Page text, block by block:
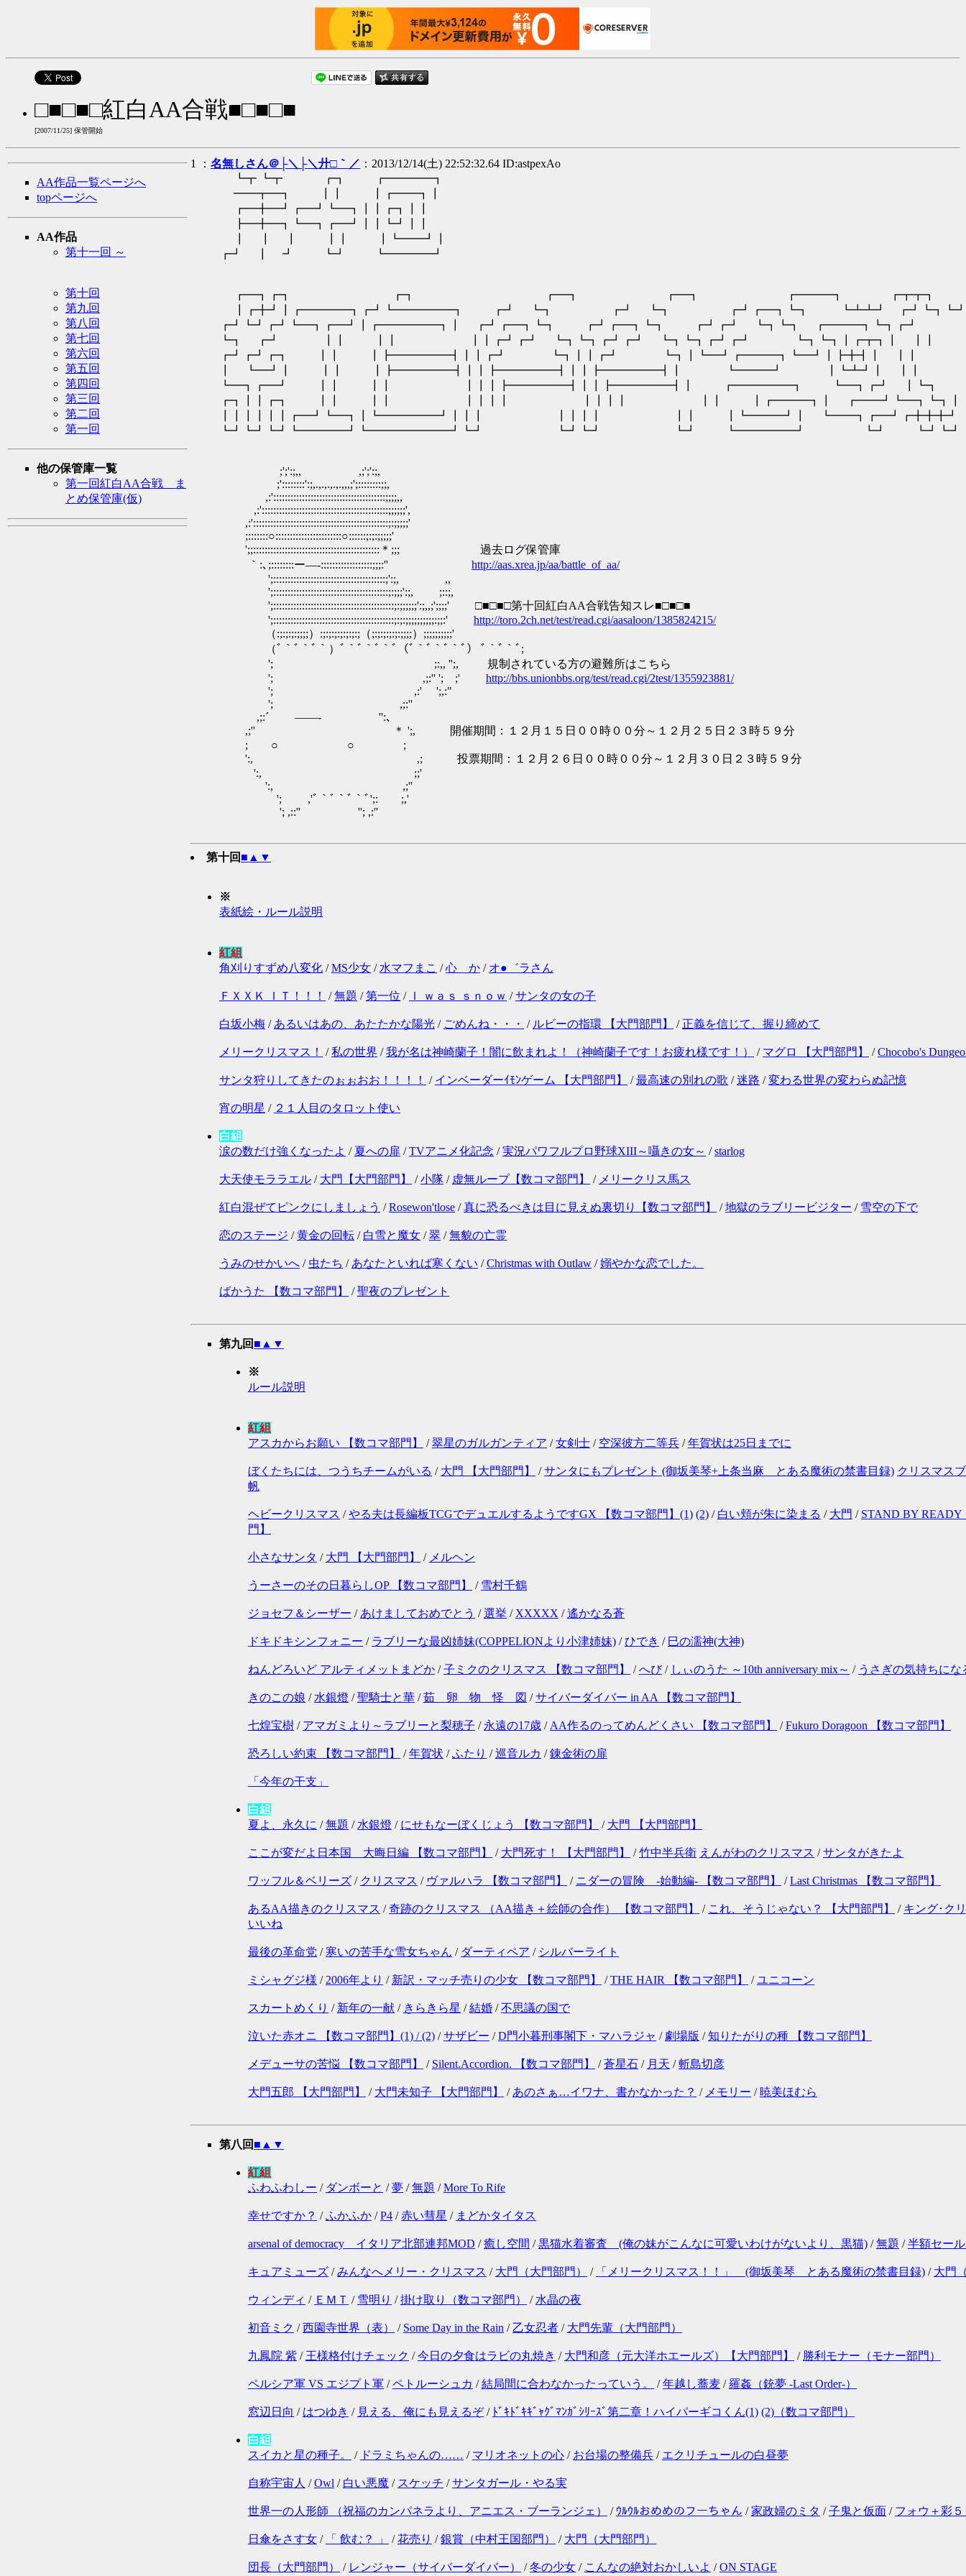
□■□■□紅白AA合戦■□■□■
[2007/11/25] 保管開始
AA作品一覧ページへ
topページへ
AA作品
第十一回 ～
第十回
第九回
第八回
第七回
第六回
第五回
第四回
第三回
第二回
第一回
他の保管庫一覧
第一回紅白AA合戦 ま
とめ保管庫(仮)
1 ： 名無しさん＠├＼├＼廾□｀／ ：2013/12/14(土) 22:52:32.64 ID:astpexAo
┗┳ ┗┳ ┏┓ ┏━━━━┓
━━┳━┓ ┃┃ ┃┏━━┓┃
┏━╋━┛┏━┛┗━┓┃┃┏┓┃┃
┣━╋━┓┗━┓┏━┛┃┃┗┛┃┃
┃ ┃ ┃ ┃┃ ┃┗━━┛┃
┏┛ ┃ ┛ ┗┛ ┗━━━━┛
┏━┓┏┓ ┏┓ ┏━┓ ┏━┓ ┏━━━┓ ┏┳┳┓ ┏┓
┃┏╋┛┃┏━━━━┓┏┛┗━━━━━┓ ┏┛ ┗┓ ┏┛ ┗┓ ┏┛┏━┓┗┓ ┗┻┻┛ ┏┛┗┓┗┛
┏┛┗┛┏┛┗━┓┏━┛┃┏━━━━━┓┃ ┏┛┏━┓┗┓ ┏┛┏━┓┗┓ ┏┛┏┛ ┗┓┗┓ ┏━━━┓┗┓┏┛
┗┓ ┏┛ ┃┃ ┃┃ ┃┃┏┛┏┛ ┗┓┗┓┏┛┏┛ ┗┓┗┓┏┛┏┛ ┗┓┗┓┃┏┳┓┃ ┃┃
┏┛┏┛┏┓ ┃┃ ┃┣━━━━━┫┃┃┏┛ ┗┓┃┃┏┛ ┗┓┃┗━┛┏━━━┓┗━┛┃┣╋┫┃ ┃┃
┃ ┗━┛┃ ┃┃ ┃┣━━━━━┫┃┃┣━━━━━┫┃┃┣━━━━━┫┃ ┗━━━┛ ┃┗┻┛┃ ┃┃
┗━┓┏━┛ ┃┃ ┃┃ ┃┃┃┣━━━━━┫┃┃┣━━━━━┫┃ ┏━━━━━┓ ┗━┓┏┛ ┃┗┓
┏┓┃┃┏┓ ┃┃ ┃┃ ┃┃┃┃ ┃┃┃┃ ┃┃ ┃┏━━━┓┃
┃┃┃┃┃┃┏━┛┗━┓┃┗━━━━━┛┃┃┃ ┃┃┃┃ ┃┃ ┃┗━━━┛┃ ┗━━┓┏━┛┏╋╋╋┛
┗┛┗┛┗┛┗━━━━┛┗━━━━━━━┛┗┛ ┗┛┗┛ ┗┛ ┗━━━━━┛ ┗┛ ┗┛┗┛
;';':;,, ,;';':;,
;'::::::::':;,.,.,.,.,.,,,;';::::::::;;,
,:':::::::::::::::::::::::::::::::::::::::;;;;,,
,:'::::::::::::::::::::::::::::::::::::::::::::;;;;;;',
,:':::::::::::::::::::::::::::::::::::::::::::::::;:;;;;;'
;:::::::○:::::::::::::::::::::::○::::::;:;:;;;;;'
';;::::::::::::::::::::::::::::::::::::::::::::＊;;; 過去ログ保管庫
｀:､;::::::::ー―‐::::::::::::::::::;;;:'' http://aas.xrea.jp/aa/battle_of_aa/
';:::::::::::::::::::::::::::::::::::::::;':;, ,,
';::::::::::::::::::::::::::::::::::::::::;:;;;':;, ;::;,
';::::::::::::::::::::::::::::::::::::::::::;:;;;;;;':;,,;';;;;' □■□■□第十回紅白AA合戦告知スレ■□■□■
';::::::::::::::::::::::::::::::::::::::::::;:;:;;;;;;;;;;:;;:' http://toro.2ch.net/test/read.cgi/aasaloon/1385824215/
（:;:;:;:;;;;）:;:;:;:;:;:;:;（;:;:;:;:;:;;;;）;;;;;;;;;;'
（ﾞ｀ﾞ｀ﾞ｀）ﾞ｀ﾞ｀ﾞ｀ﾞ（ﾞ｀ﾞ｀ﾞ｀ﾞ） ﾞ｀ﾞ｀ﾞ;
'; ;:,, '';, 規制されている方の避難所はこちら
'; ,;:'' '; ;' http://bbs.unionbbs.org/test/read.cgi/2test/1355923881/
'; ,:' ';,:"
'; ,;:''
,;:´ ――‐ '':､
,;'' ＊ ';, 開催期間：１２月１５日００時００分～１２月２５日２３時５９分
; ○ ○ ;
':, ,; 投票期間：１２月２６日００時００分～１２月３０日２３時５９分
':, ;;'
':, ,;''
'; ,'ﾞ｀ﾞ｀ﾞ｀ﾞ';: ;,'
'; ,::'' ''; ,:''
第十回 ■ ▲ ▼
※
表紙絵・ルール説明
紅組
角刈りすずめ八変化 /MS少女 / 水マフまこ /心 か / オ●゛ラさん
ＦＸＸＫ ＩＴ！！！ /無題 /第一位 / Ｉ ｗａｓ ｓｎｏｗ /サンタの女の子
白坂小梅 / あるいはあの、あたたかな陽光 / ごめんね・・・ / ルビーの指環 【大門部門】 / 正義を信じて、握り締めて
メリークリスマス！ /私の世界 /我が名は神崎蘭子！闇に飲まれよ！（神崎蘭子です！お疲れ様です！） / マグロ 【大門部門】 /Chocobo's
サンタ狩りしてきたのぉぉおお！！！！ / インベーダーｲﾓﾝゲーム 【大門部門】 /最高速の別れの歌 /迷路 /変わる世界の変わらぬ記憶
宵の明星 / ２１人目のタロット使い
白組
涙の数だけ強くなったよ / 夏への扉 /TVアニメ化記念 /実況パワフルプロ野球XIII～囁きの女～ /starlog
大天使モララエル / 大門【大門部門】 /小隊 / 虚無ループ【数コマ部門】 / メリークリス馬ス
紅白混ぜてピンクにしましょう /Rosewon'tlose /真に恐るべきは目に見えぬ裏切り【数コマ部門】 /地獄のラブリービジター / 雪空の下で
恋のステージ /黄金の回転 / 白雪と魔女 /翠 /無貌の亡霊
うみのせかいへ / 虫たち / あなたといれば寒くない /Christmas with Outlaw /嫋やかな恋でした。
ばかうた 【数コマ部門】 /聖夜のプレゼント
第九回 ■ ▲ ▼
※
ルール説明
紅組
アスカからお願い 【数コマ部門】
/翠星のガルガンティア /女剣士 / 空深彼方二等兵 /年賀状は25日までに
ぼくたちには、つうちチームがいる / 大門 【大門部門】 /サンタにもプレゼント (御坂美琴+上条当麻 とある魔術の禁書目録) クリスマス
帆
ヘビークリスマス /やる夫は長編板TCGでデュエルするようですGX 【数コマ部門】(1) (2) / 白い頬が朱に染まる / 大門 / STAND BY READY
門】
小さなサンタ / 大門 【大門部門】 / メルヘン
うーさーのその日暮らしOP 【数コマ部門】 / 雪村千鶴
ジョセフ＆シーザー / あけましておめでとう /選挙 / XXXXX /遙かなる蒼
ドキドキシンフォニー / ラブリーな最凶姉妹(COPPELIONより小津姉妹) /ひでき / 巳の濡神(大神)
ねんどろいど アルティメットまどか /子ミクのクリスマス 【数コマ部門】 /へび/ しぃのうた ～10th anniversary mix～ / うさぎの気持ちにな
きのこの娘 / 水銀燈 /聖騎士と華 /茹 卵 物 怪 図 /サイバーダイバー in AA 【数コマ部門】
七煌宝樹 / アマガミより～ラブリーと梨穂子 / 永遠の17歳 / AA作るのってめんどくさい 【数コマ部門】 /Fukuro Doragoon 【数コマ部門】
恐ろしい約束 【数コマ部門】 /年賀状 /ふたり /巡音ルカ /錬金術の扉
「今年の干支」
白組
夏よ、永久に /無題 / 水銀燈 / にせもなーぼくじょう 【数コマ部門】 / 大門 【大門部門】
ここが変だよ日本国 大晦日編 【数コマ部門】 / 大門死す！ 【大門部門】 /竹中半兵衛 えんがわのクリスマス /サンタがきたよ
ワッフル＆ベリーズ / クリスマス / ヴァルハラ 【数コマ部門】 / ニダーの冒険 -始動編- 【数コマ部門】 /Last Christmas 【数コマ部門】
あるAA描きのクリスマス /奇跡のクリスマス （AA描き＋絵師の合作） 【数コマ部門】 / これ、そうじゃない？ 【大門部門】 / キング･ク
いいね
最後の革命党 / 寒いの苦手な雪女ちゃん / ダーティペア / シルバーライト
ミシャグジ様 / 2006年より / 新訳・マッチ売りの少女 【数コマ部門】 /THE HAIR 【数コマ部門】 /ユニコーン
スカートめくり / 新年の一献 / きらきら星 /結婚 /不思議の国で
泣いた赤オニ 【数コマ部門】(1) /(2) /サザビー /D門小暮刑事閣下・マハラジャ / 劇場版 /知りたがりの種 【数コマ部門】
メデューサの苦悩 【数コマ部門】 / Silent.Accordion. 【数コマ部門】 /蒼星石 / 月天 /斬島切彦
大門五郎 【大門部門】 / 大門未知子 【大門部門】 / あのさぁ…イワナ、書かなかった？ / メモリー / 暁美ほむら
第八回 ■ ▲ ▼
紅組
ふわふわしー / ダンボーと /夢 /無題 /More To Rife
幸せですか？ /ふかふか /P4 /赤い彗星 / まどかタイタス
arsenal of democracy イタリア北部連邦MOD /癒し空間 /黒猫水着審査 (俺の妹がこんなに可愛いわけがないより、黒猫) /無題 /半額セー
キュアミューズ /みんなへメリー・クリスマス / 大門（大門部門） / 「メリークリスマス！！」 (御坂美琴 とある魔術の禁書目録) / 大門
ウィンディ / ＥＭＴ / 雪明り /掛け取り（数コマ部門） / 水晶の夜
初音ミク /西園寺世界（表） / Some Day in the Rain / 乙女忍者 / 大門先輩（大門部門）
九鳳院 紫 / 王様格付けチェック /今日の夕食はラビの丸焼き / 大門和彦（元大洋ホエールズ）【大門部門】 / 勝利モナー（モナー部門）
ペルシア軍 VS エジプト軍 /ペトルーシュカ /結局間に合わなかったっていう。 /年越し蕎麦 /羅姦（銃夢 -Last Order-）
窓辺日向 / はつゆき / 見える、俺にも見えるぞ/ ﾄﾞｷﾄﾞｷｷﾞｬｸﾞﾏﾝｶﾞｼﾘｰｽﾞ第二章！ハイパーギコくん(1) (2)（数コマ部門）
白組
スイカと星の種子。
/ ドラミちゃんの…… / マリオネットの心 / お台場の整備兵 / エクリチュールの白昼夢
自称宇宙人 /Owl / 白い悪魔 / スケッチ /サンタガール・やる実
世界一の人形師 （祝福のカンパネラより、アニエス・ブーランジェ） / ｳﾙｳﾙおめめのフーちゃん /家政婦のミタ /子鬼と仮面 / フォウ＋彩
日傘をさす女 / 「 飲む？ 」 /花売り /銀賞（中村王国部門） / 大門（大門部門）
団長（大門部門） / レンジャー（サイバーダイバー） /冬の少女 / こんなの絶対おかしいよ /ON STAGE